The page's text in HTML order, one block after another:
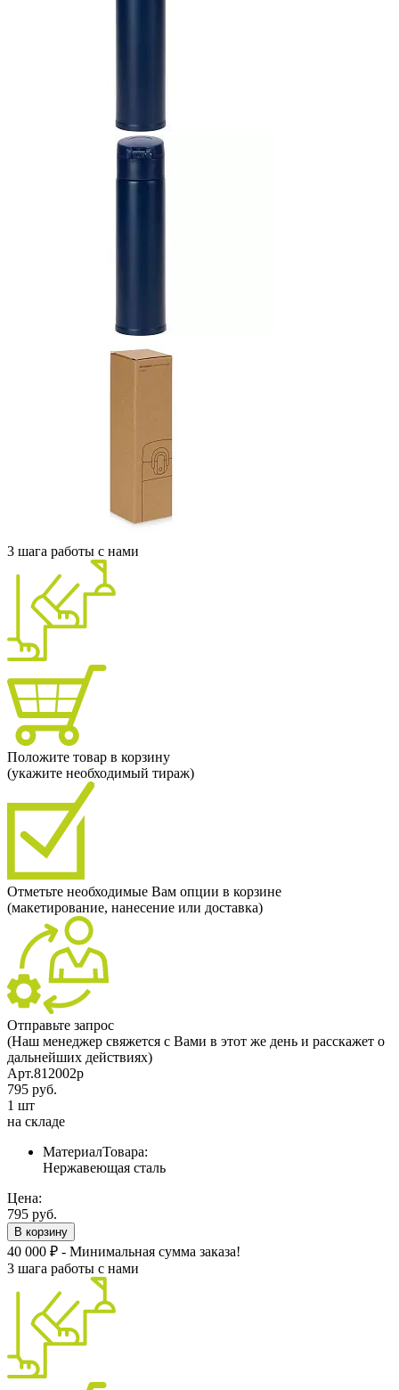
3 шага работы с нами
Положите товар в корзину
(укажите необходимый тираж)
Отметьте необходимые Вам опции в корзине
(макетирование, нанесение или доставка)
Отправьте запрос
(Наш менеджер свяжется с Вами в этот же день и расскажет о
дальнейших действиях)
Арт.812002p
795 руб.
1 шт
на складе
МатериалТовара:
Нержавеющая cталь
Цена:
795 руб.
В корзину
40 000 ₽ - Минимальная сумма заказа!
3 шага работы с нами